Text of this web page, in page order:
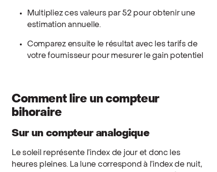
Multipliez ces valeurs par 52 pour obtenir une
estimation annuelle.
Comparez ensuite le résultat avec les tarifs de
votre fournisseur pour mesurer le gain potentiel
Comment lire un compteur
bihoraire
Sur un compteur analogique
Le soleil représente l’index de jour et donc les
heures pleines. La lune correspond à l’index de nuit,